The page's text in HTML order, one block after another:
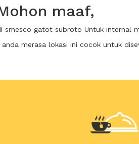
maaf,
smesco gatot subroto Untuk internal
merasa lokasi ini cocok untuk